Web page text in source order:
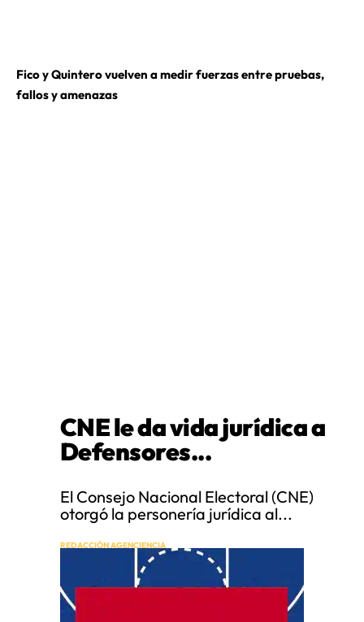
Fico y Quintero vuelven a medir fuerzas entre pruebas,
fallos y amenazas
CNE le da vida jurídica a
Defensores...
El Consejo Nacional Electoral (CNE)
otorgó la personería jurídica al...
REDACCIÓN AGENCIENCIA